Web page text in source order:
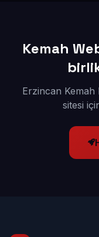
Kemah
Erzincan Kemah
sitesi